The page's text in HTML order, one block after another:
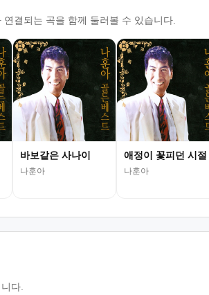
결되는 곡을 함께 둘러볼 수 있습니다.
바보같은 사나이
나훈아
애정이 꽃피던 시절
나훈아
다.